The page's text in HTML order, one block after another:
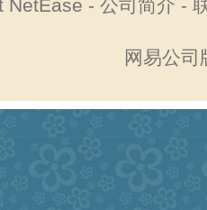
NetEase - 公司简介 -
网易公